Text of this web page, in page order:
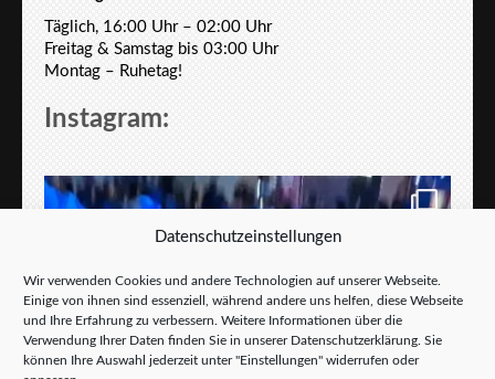
Datenschutzeinstellungen
Wir verwenden Cookies und andere Technologien auf unserer Webseite.
Einige von ihnen sind essenziell, während andere uns helfen, diese Webseite
und Ihre Erfahrung zu verbessern. Weitere Informationen über die
Verwendung Ihrer Daten finden Sie in unserer Datenschutzerklärung . Sie
können Ihre Auswahl jederzeit unter "Einstellungen" widerrufen oder
Täglich, 16:00 Uhr – 02:00 Uhr
Freitag & Samstag bis 03:00 Uhr
Montag – Ruhetag!
Instagram: